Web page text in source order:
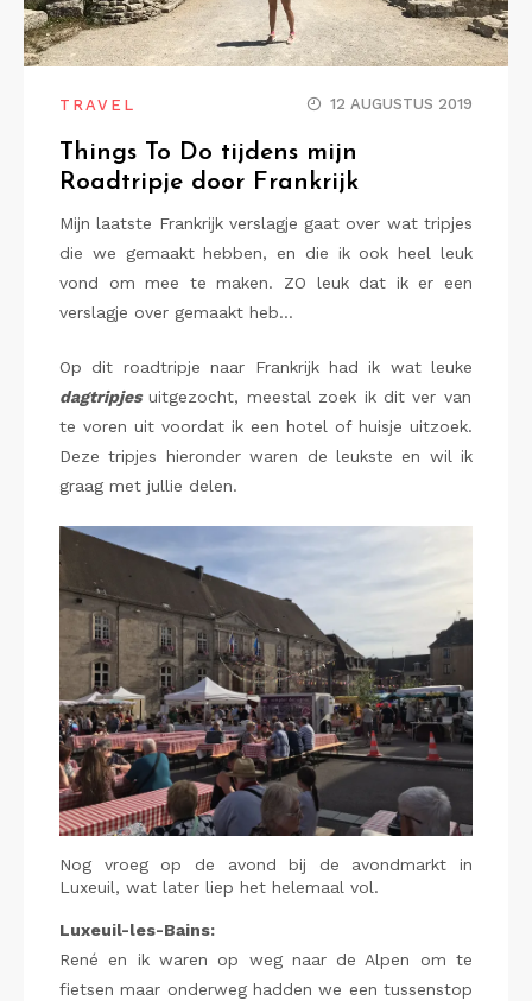
TRAVEL 12 AUGUSTUS 2019
Things To Do tijdens mijn
Roadtripje door Frankrijk
Mijn laatste Frankrijk verslagje gaat over wat tripjes
die we gemaakt hebben, en die ik ook heel leuk
vond om mee te maken. ZO leuk dat ik er een
verslagje over gemaakt heb…
Op dit roadtripje naar Frankrijk had ik wat leuke
dagtripjesuitgezocht, meestal zoek ik dit ver van
te voren uit voordat ik een hotel of huisje uitzoek.
Deze tripjes hieronder waren de leukste en wil ik
graag met jullie delen.
Nog vroeg op de avond bij de avondmarkt in
Luxeuil, wat later liep het helemaal vol.
Luxeuil-les-Bains:
René en ik waren op weg naar de Alpen om te
fietsen maar onderweg hadden we een tussenstop